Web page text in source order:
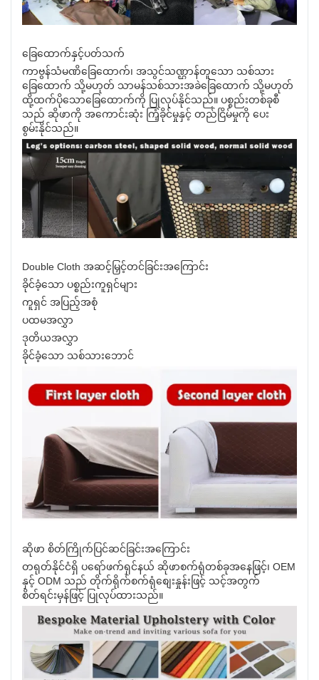
ခြေထောက်နှင့်ပတ်သက်
ကာဗွန်သံမဏိခြေထောက်၊ အသွင်သဏ္ဌာန်တူသော သစ်သား
ခြေထောက် သို့မဟုတ် သာမန်သစ်သားအခဲခြေထောက် သို့မဟုတ်
ထို့ထက်ပိုသောခြေထောက်ကို ပြုလုပ်နိုင်သည်။ ပစ္စည်းတစ်ခုစီ
သည် ဆိုဖာကို အကောင်းဆုံး ကြံ့ခိုင်မှုနှင့် တည်ငြိမ်မှုကို ပေး
စွမ်းနိုင်သည်။
Double Cloth အဆင့်မြှင့်တင်ခြင်းအကြောင်း
ခိုင်ခံ့သော ပစ္စည်းကူရှင်များ
ကူရှင် အပြည့်အစုံ
ပထမအလွှာ
ဒုတိယအလွှာ
ခိုင်ခံ့သော သစ်သားဘောင်
ဆိုဖာ စိတ်ကြိုက်ပြင်ဆင်ခြင်းအကြောင်း
တရုတ်နိုင်ငံရှိ ပရော်ဖက်ရှင်နယ် ဆိုဖာစက်ရုံတစ်ခုအနေဖြင့်၊ OEM
နှင့် ODM သည် တိုက်ရိုက်စက်ရုံစျေးနှုန်းဖြင့် သင့်အတွက်
စိတ်ရင်းမှန်ဖြင့် ပြုလုပ်ထားသည်။